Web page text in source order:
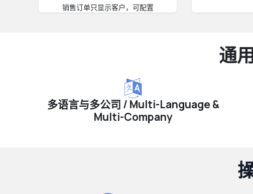
销售订单只显示客户，可配置
通
多语言与多公司 / Multi-Language &
Multi-Company